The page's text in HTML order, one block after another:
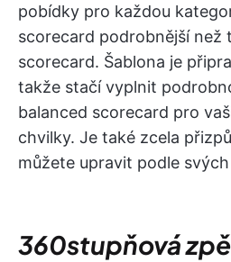
pobídky pro každou
scorecard podrobnější než
scorecard. Šablona je
takže stačí vyplnit
balanced scorecard pro
chvilky. Je také zcela
můžete upravit podle
360stupňová